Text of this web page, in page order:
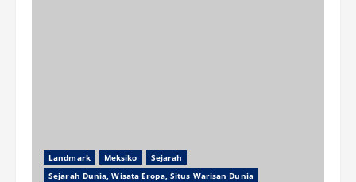
Landmark Meksiko
Sejarah
Sejarah Dunia, Wisata Eropa, Situs Warisan Dunia